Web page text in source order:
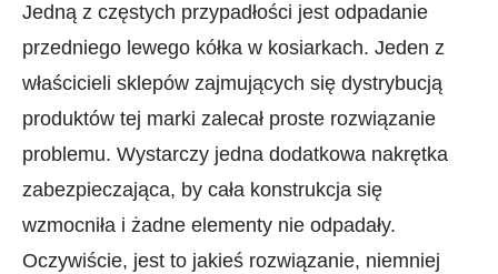
Jedną z częstych przypadłości jest odpadanie
przedniego lewego kółka w kosiarkach. Jeden z
właścicieli sklepów zajmujących się dystrybucją
produktów tej marki zalecał proste rozwiązanie
problemu. Wystarczy jedna dodatkowa nakrętka
zabezpieczająca, by cała konstrukcja się
wzmocniła i żadne elementy nie odpadały.
Oczywiście, jest to jakieś rozwiązanie, niemniej